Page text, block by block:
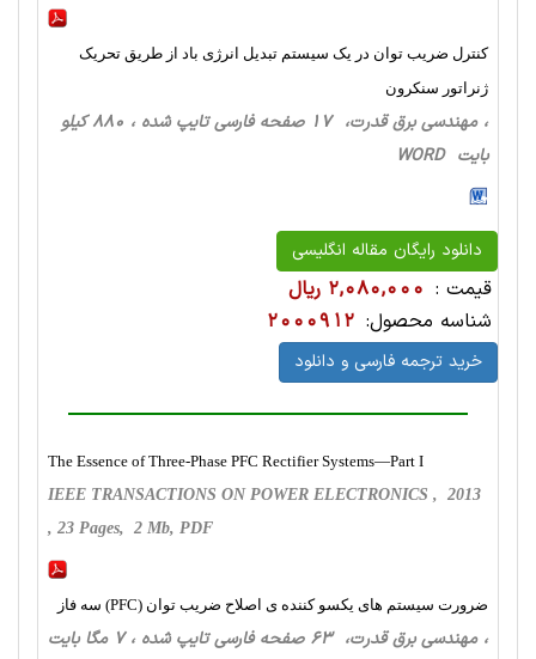
کنترل ضریب توان در یک سیستم تبدیل انرژی باد از طریق تحریک
ژنراتور سنکرون
، مهندسی برق قدرت، 17 صفحه فارسی تایپ شده ، 880 کیلو
بایت WORD
دانلود رایگان مقاله انگلیسی
قیمت : 2,080,000 ریال
شناسه محصول: 2000912
خرید ترجمه فارسی و دانلود
The Essence of Three-Phase PFC Rectifier Systems—Part I
IEEE TRANSACTIONS ON POWER ELECTRONICS , 2013
, 23 Pages, 2 Mb, PDF
ضرورت سیستم های یکسو کننده ی اصلاح ضریب توان (PFC) سه فاز
، مهندسی برق قدرت، 63 صفحه فارسی تایپ شده ، 7 مگا بایت